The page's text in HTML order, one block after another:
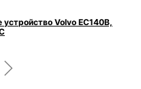
Volvo EC140B,